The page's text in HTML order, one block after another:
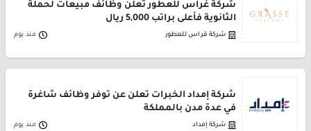
شركة غراس للعطور تعلن وظائف مبيعات لحملة
الثانوية فأعلى براتب 5,000 ريال
شركة قراس للعطور منذ يوم
شركة إمداد الخبرات تعلن عن توفر وظائف شاغرة
في عدة مدن بالمملكة
شركة إمداد منذ يوم